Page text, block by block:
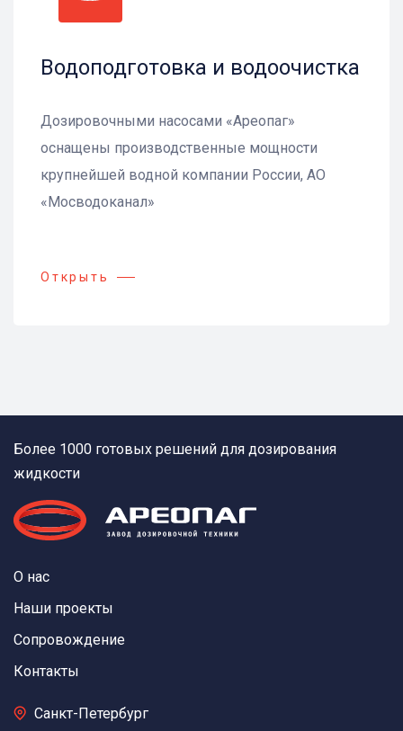
Водоподготовка и водоочистка
Дозировочными насосами «Ареопаг»
оснащены производственные мощности
крупнейшей водной компании России, АО
«Мосводоканал»
Открыть
Более 1000 готовых решений для дозирования
жидкости
О нас
Наши проекты
Сопровождение
Контакты
Санкт-Петербург